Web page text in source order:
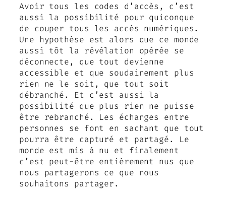
Avoir tous les codes d’accès, c’est
aussi la possibilité pour quiconque
de couper tous les accès numériques.
Une hypothèse est alors que ce monde
aussi tôt la révélation opérée se
déconnecte, que tout devienne
accessible et que soudainement plus
rien ne le soit, que tout soit
débranché. Et c’est aussi la
possibilité que plus rien ne puisse
être rebranché. Les échanges entre
personnes se font en sachant que tout
pourra être capturé et partagé. Le
monde est mis à nu et finalement
c’est peut-être entièrement nus que
nous partagerons ce que nous
souhaitons partager.